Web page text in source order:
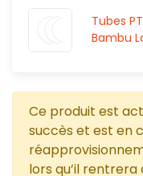
Tubes
Bambu
Ce produit est
succès et est en
lors qu’il rentrera